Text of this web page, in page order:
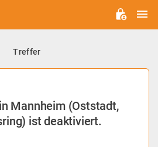
Treffer
Mannheim (Oststadt,
ist deaktiviert.